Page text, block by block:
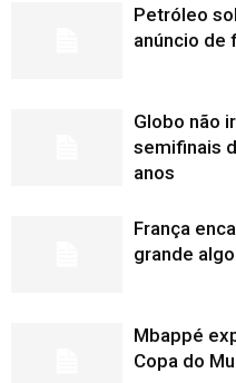
Petróleo
anúncio de
Globo não
semifinais
anos
França
grande
Mbappé
Copa do